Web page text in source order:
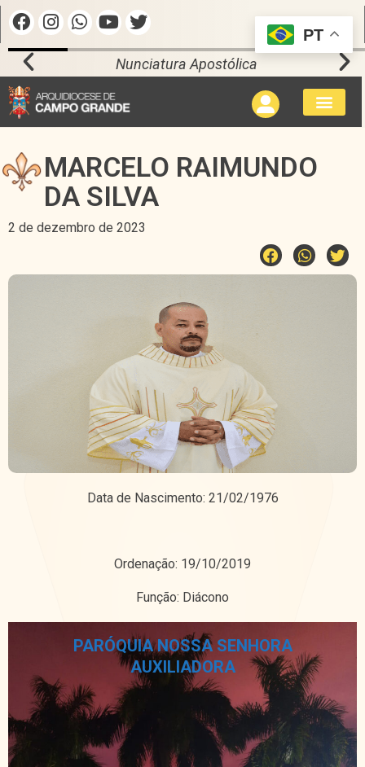
Nunciatura Apostólica
MARCELO RAIMUNDO
DA SILVA
2 de dezembro de 2023
Data de Nascimento: 21/02/1976
Ordenação: 19/10/2019
Função: Diácono
PARÓQUIA NOSSA SENHORA
AUXILIADORA
PT